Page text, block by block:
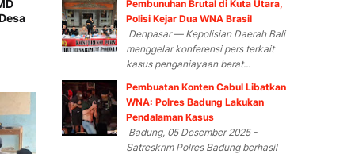
Pembunuhan Brutal di Kuta Utara,
Polisi Kejar Dua WNA Brasil
Denpasar — Kepolisian Daerah Bali
menggelar konferensi pers terkait
kasus penganiayaan berat...
Pembuatan Konten Cabul Libatkan
WNA: Polres Badung Lakukan
Pendalaman Kasus
Badung, 05 Desember 2025 -
Satreskrim Polres Badung berhasil